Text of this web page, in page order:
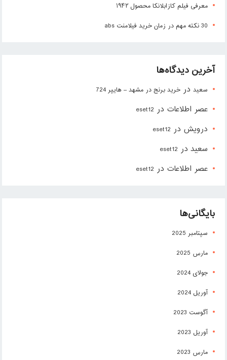
معرفی فیلم کازابلانکا محصول ۱۹۴۲
30 نکته مهم در زمان خرید فیلامنت abs
آخرین دیدگاه‌ها
سعید درخرید برنج در مشهد – هایپر 724
عصر اطلاعات در eset12
درویش در eset12
سعید در eset12
عصر اطلاعات در eset12
بایگانی‌ها
سپتامبر 2025
مارس 2025
جولای 2024
آوریل 2024
آگوست 2023
آوریل 2023
مارس 2023